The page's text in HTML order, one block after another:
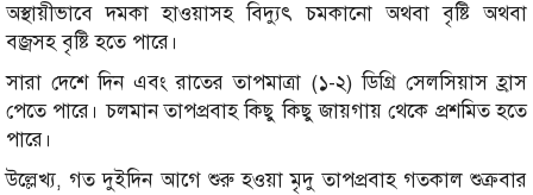
অস্থায়ীভাবে দমকা হাওয়াসহ বিদ্যুৎ চমকানো অথবা বৃষ্টি অথবা
বজ্রসহ বৃষ্টি হতে পারে।
সারা দেশে দিন এবং রাতের তাপমাত্রা (১-২) ডিগ্রি সেলসিয়াস হ্রাস
পেতে পারে। চলমান তাপপ্রবাহ কিছু কিছু জায়গায় থেকে প্রশমিত হতে
পারে।
উল্লেখ্য, গত দুইদিন আগে শুরু হওয়া মৃদু তাপপ্রবাহ গতকাল শুক্রবার